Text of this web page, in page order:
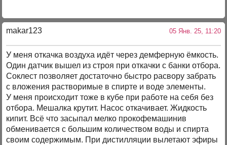
makar123 05 Янв. 25, 11:20
У меня откачка воздуха идёт через демферную ёмкость.
Один датчик вышел из строя при откачки с банки отбора.
Соклест позволяет достаточно быстро расвору забрать
с вложения растворимые в спирте и воде элементы.
У меня происходит тоже в кубе при работе на себя без
отбора. Мешалка крутит. Насос откачивает. Жидкость
кипит. Всё что засыпал мелко прокофемашинив
обменивается с большим количеством воды и спирта
своим содержимым. При дистилляции вылетают эфиры